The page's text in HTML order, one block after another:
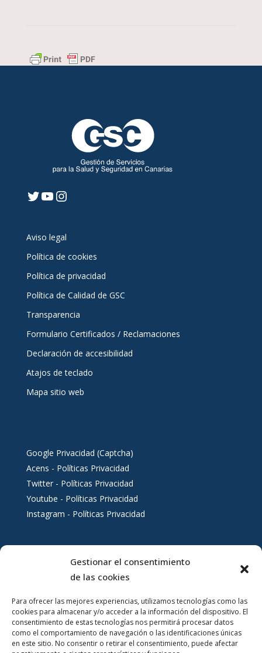
Gestionar el consentimiento
de las cookies
Para ofrecer las mejores experiencias, utilizamos tecnologías como las
cookies para almacenar y/o acceder a la información del dispositivo. El
consentimiento de estas tecnologías nos permitirá procesar datos
como el comportamiento de navegación o las identificaciones únicas
en este sitio. No consentir o retirar el consentimiento, puede afectar
Twitter
YouTube
Instagram
Aviso legal
Política de cookies
Política de privacidad
Política de Calidad de GSC
Transparencia
Formulario Certificados / Reclamaciones
Declaración de accesibilidad
Atajos de teclado
Mapa sitio web
Google Privacidad (Captcha)
Acens - Políticas Privacidad
Twitter - Políticas Privacidad
Youtube - Políticas Privacidad
Instagram - Políticas Privacidad
Servicios al ciudadano